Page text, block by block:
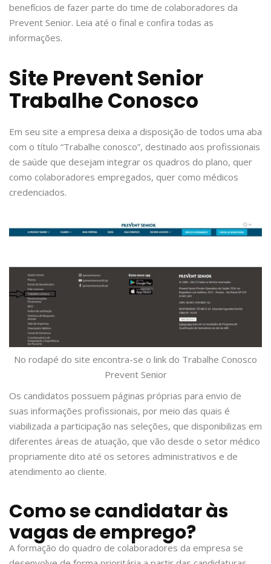
benefícios de fazer parte do time de colaboradores da
Prevent Senior. Leia até o final e confira todas as
informações.
Site Prevent Senior
Trabalhe Conosco
Em seu site a empresa deixa a disposição de todos uma aba
com o título “Trabalhe conosco”, destinado aos profissionais
de saúde que desejam integrar os quadros do plano, quer
como colaboradores empregados, quer como médicos
credenciados.
No rodapé do site encontra-se o link do Trabalhe Conosco
Prevent Senior
Os candidatos possuem páginas próprias para envio de
suas informações profissionais, por meio das quais é
viabilizada a participação nas seleções, que disponibilizas em
diferentes áreas de atuação, que vão desde o setor médico
propriamente dito até os setores administrativos e de
atendimento ao cliente.
Como se candidatar às
vagas de emprego?
A formação do quadro de colaboradores da empresa se